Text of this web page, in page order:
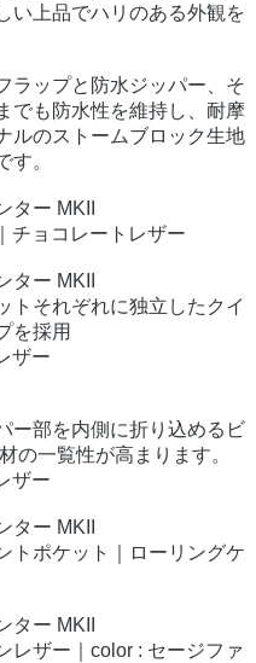
い上品でハリのある外観を
ラップと防水ジッパー、そ
でも防水性を維持し、耐摩
ルのストームブロック生地
す。
チョコレートレザー
トそれぞれに独立したクイ
を採用
ザー
ー部を内側に折り込めるビ
の一覧性が高まります。
ザー
トポケット｜ローリングケ
レザー｜color : セージファ